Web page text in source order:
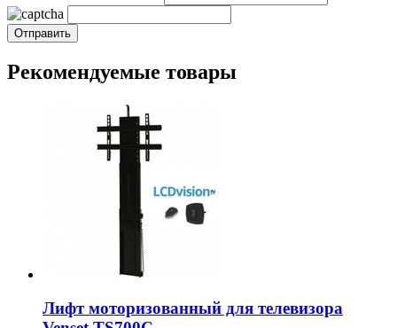
Рекомендуемые товары
Лифт моторизованный для телевизора